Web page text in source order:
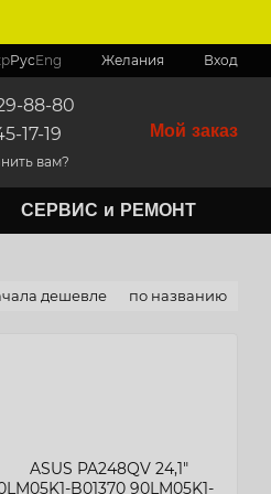
РусEng Желания Вход
88-80
17-19
вам?
Мой заказ
СЕРВИС и РЕМОНТ
дешевле по названию